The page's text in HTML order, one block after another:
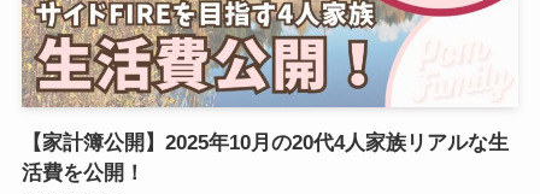
【家計簿公開】2025年10月の20代4人家族リアルな生
活費を公開！